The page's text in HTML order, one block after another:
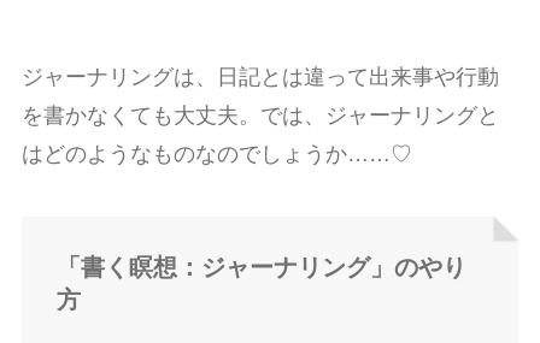
ジャーナリングは、日記とは違って出来事や行動
を書かなくても大丈夫。では、ジャーナリングと
はどのようなものなのでしょうか……♡
「書く瞑想：ジャーナリング」のやり
方